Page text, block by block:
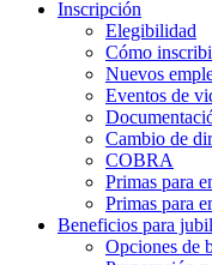
Inscripción
Elegibilidad
Cómo
Nuevos
Eventos de
Cambio de
COBRA
Primas para
Primas para
Beneficios para
Opciones de